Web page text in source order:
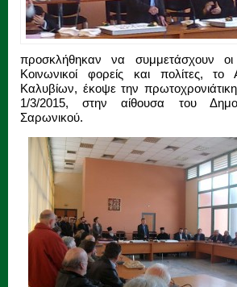
προσκλήθηκαν να συμμετάσχουν οι
Κοινωνικοί φορείς και πολίτες, το
Καλυβίων, έκοψε την
1/3/2015, στην αίθουσα του
Σαρωνικού.